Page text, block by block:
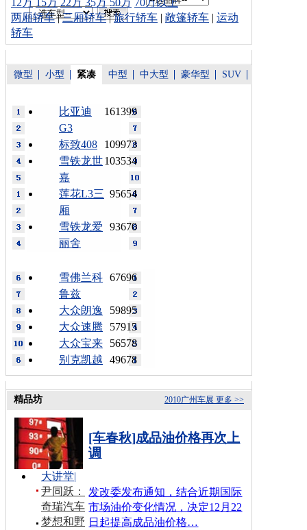
12万 15万 22万 35万 50万 70万以上
两厢轿车|三厢轿车|旅行轿车 | 敞篷轿车 | 运动
轿车
微型 小型 紧凑 中型 中大型 豪华型 SUV
161399
比亚迪
G3
109973
标致408
103534
雪铁龙世
嘉
95654
莲花L3三
厢
93670
雪铁龙爱
丽舍
67696
雪佛兰科
鲁兹
59895
大众朗逸
57915
大众速腾
56578
大众宝来
49678
别克凯越
更多 >>
2010广州车展
精品坊
[车春秋]成品油价格再次上
调
发改委发布通知，结合近期国际
市场油价变化情况，决定12月22
日起提高成品油价格…
大讲堂|
尹同跃：
奇瑞汽车
梦想和野